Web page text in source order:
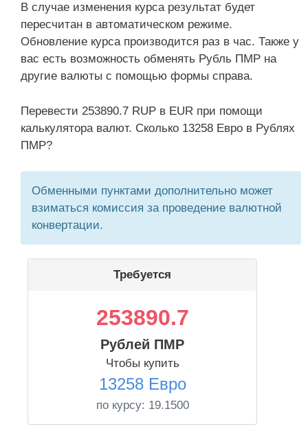
В случае изменения курса результат будет
пересчитан в автоматическом режиме.
Обновление курса производится раз в час. Также у
вас есть возможность обменять Рубль ПМР на
другие валюты с помощью формы справа.
Перевести 253890.7 RUP в EUR при помощи
калькулятора валют. Сколько 13258 Евро в Рублях
ПМР?
Обменными пунктами дополнительно может
взиматься комиссия за проведение валютной
конвертации.
Требуется
253890.7
Рублей ПМР
Чтобы купить
13258 Евро
по курсу: 19.1500